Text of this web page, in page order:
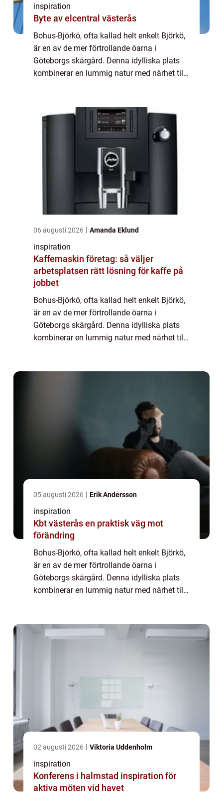
inspiration
Byte av elcentral västerås
Bohus-Björkö, ofta kallad helt enkelt Björkö,
är en av de mer förtrollande öarna i
Göteborgs skärgård. Denna idylliska plats
kombinerar en lummig natur med närhet till
06 augusti 2026 Amanda Eklund
inspiration
Kaffemaskin företag: så väljer
arbetsplatsen rätt lösning för kaffe på
jobbet
Bohus-Björkö, ofta kallad helt enkelt Björkö,
är en av de mer förtrollande öarna i
Göteborgs skärgård. Denna idylliska plats
kombinerar en lummig natur med närhet till
05 augusti 2026 Erik Andersson
inspiration
Kbt västerås en praktisk väg mot
förändring
Bohus-Björkö, ofta kallad helt enkelt Björkö,
är en av de mer förtrollande öarna i
Göteborgs skärgård. Denna idylliska plats
kombinerar en lummig natur med närhet till
02 augusti 2026 Viktoria Uddenholm
inspiration
Konferens i halmstad inspiration för
aktiva möten vid havet